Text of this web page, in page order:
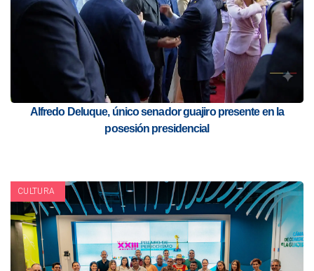
Alfredo Deluque, único senador guajiro presente en la
posesión presidencial
CULTURA